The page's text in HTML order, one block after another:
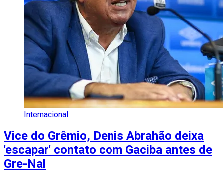
Internacional
Vice do Grêmio, Denis Abrahão deixa
'escapar' contato com Gaciba antes de
Gre-Nal